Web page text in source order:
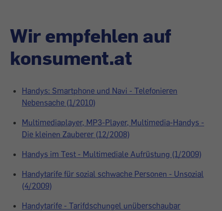
Wir empfehlen auf
konsument.at
Handys: Smartphone und Navi - Telefonieren
Nebensache (1/2010)
Multimediaplayer, MP3-Player, Multimedia-Handys -
Die kleinen Zauberer (12/2008)
Handys im Test - Multimediale Aufrüstung (1/2009)
Handytarife für sozial schwache Personen - Unsozial
(4/2009)
Handytarife - Tarifdschungel unüberschaubar